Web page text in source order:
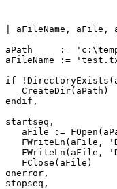
aFileName, aFile,
aPath
:=
aFileName
:=
if
CreateDir(aPath)
endif,
startseq,
aFile
:=
FWriteLn(aFile,
FWriteLn(aFile,
FClose(aFile)
onerror,
stopseq,